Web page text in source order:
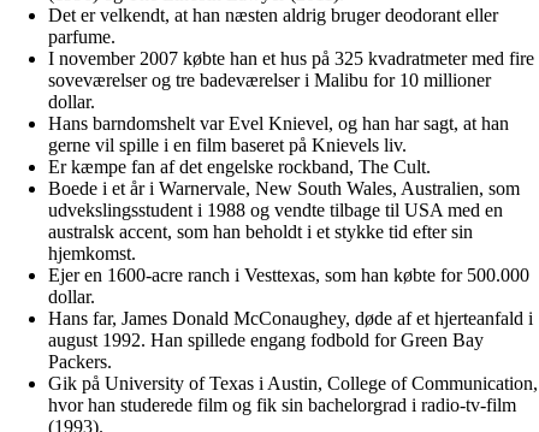
Det er velkendt, at han næsten aldrig bruger deodorant eller
parfume.
I november 2007 købte han et hus på 325 kvadratmeter med fire
soveværelser og tre badeværelser i Malibu for 10 millioner
dollar.
Hans barndomshelt var Evel Knievel, og han har sagt, at han
gerne vil spille i en film baseret på Knievels liv.
Er kæmpe fan af det engelske rockband, The Cult.
Boede i et år i Warnervale, New South Wales, Australien, som
udvekslingsstudent i 1988 og vendte tilbage til USA med en
australsk accent, som han beholdt i et stykke tid efter sin
hjemkomst.
Ejer en 1600-acre ranch i Vesttexas, som han købte for 500.000
dollar.
Hans far, James Donald McConaughey, døde af et hjerteanfald i
august 1992. Han spillede engang fodbold for Green Bay
Packers.
Gik på University of Texas i Austin, College of Communication,
hvor han studerede film og fik sin bachelorgrad i radio-tv-film
(1993).